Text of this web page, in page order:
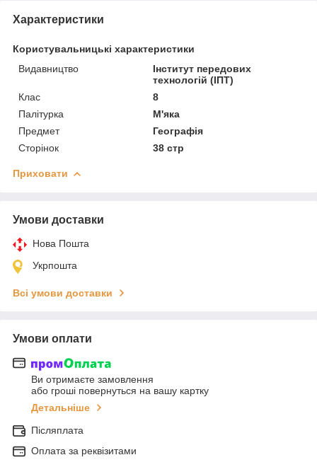
Характеристики
Користувальницькі характеристики
Видавництво
Інститут передових
технологій (ІПТ)
Клас
8
Палітурка
М'яка
Предмет
Географія
Сторінок
38 стр
Приховати
Умови доставки
Нова Пошта
Укрпошта
Всі умови доставки
Умови оплати
Ви отримаєте замовлення
або гроші повернуться на вашу картку
Детальніше
Післяплата
Оплата за реквізитами